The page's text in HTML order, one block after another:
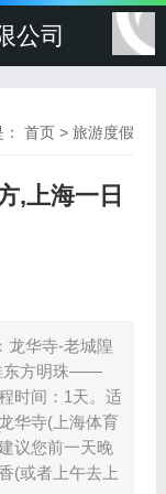
公司
：首页 >旅游度假
,上海一日
龙华寺-老城隍
东方明珠——
时间：1天。适
华寺(上海体育
议您前一天晚
(或者上午去上